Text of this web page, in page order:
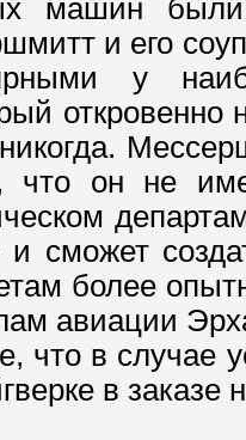
машин
и его
у
откровенно
что он не
сможет
более
авиации
что в случае
в заказе